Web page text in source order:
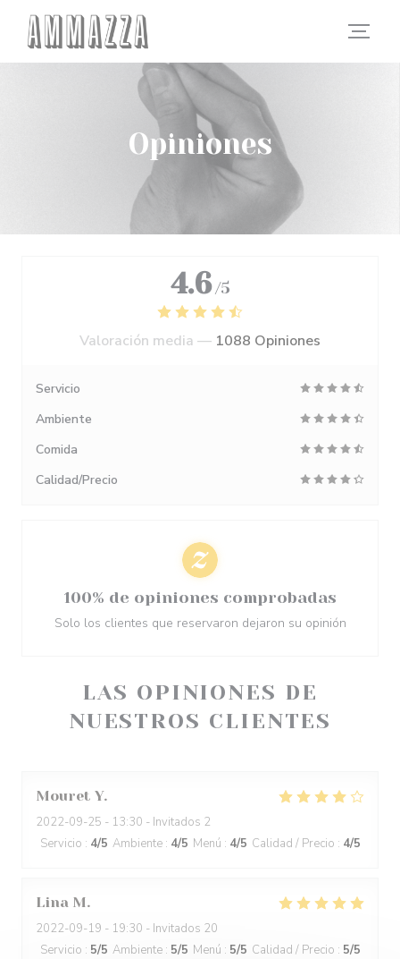
Personalización de sus opciones de cookies
Opiniones
LAS OPINIONES DE
NUESTROS CLIENTES
Mouret Y
2022-09-25 - 13:30 - Invitados 2
Servicio : 4/5 Ambiente : 4/5 Menú : 4/5 Calidad / Precio : 4/5
Lina M
2022-09-19 - 19:30 - Invitados 20
Servicio : 5/5 Ambiente : 5/5 Menú : 5/5 Calidad / Precio : 5/5
4.6 /5
Valoración media — 1088 Opiniones
Servicio
Ambiente
Comida
Calidad/Precio
100% de opiniones comprobadas
Solo los clientes que reservaron dejaron su opinión